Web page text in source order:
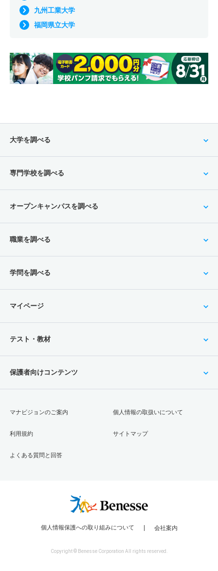
九州工業大学
福岡県立大学
大学を調べる
専門学校を調べる
オープンキャンパスを調べる
職業を調べる
学問を調べる
マイページ
テスト・教材
保護者向けコンテンツ
マナビジョンのご案内
利用規約
よくある質問と回答
個人情報の取扱いについて
サイトマップ
個人情報保護への取り組みについて 会社案内
Copyright © Benesse Corporation All rights reserved.